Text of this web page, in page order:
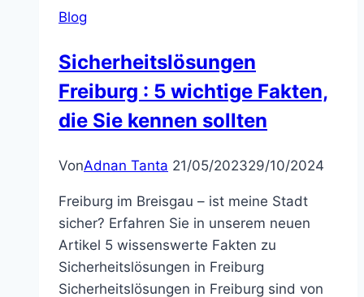
Blog
Sicherheitslösungen
Freiburg : 5 wichtige Fakten,
die Sie kennen sollten
VonAdnan Tanta 21/05/202329/10/2024
Freiburg im Breisgau – ist meine Stadt
sicher? Erfahren Sie in unserem neuen
Artikel 5 wissenswerte Fakten zu
Sicherheitslösungen in Freiburg
Sicherheitslösungen in Freiburg sind von